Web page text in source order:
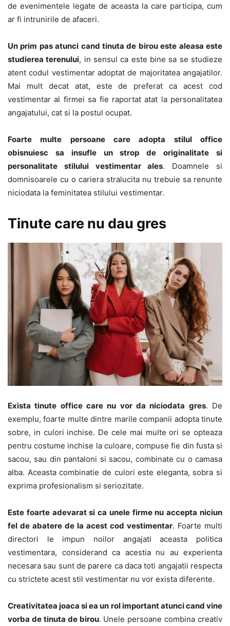
de evenimentele legate de aceasta la care participa, cum
ar fi intrunirile de afaceri.
Un prim pas atunci cand tinuta de birou este aleasa este
studierea terenului, in sensul ca este bine sa se studieze
atent codul vestimentar adoptat de majoritatea angajatilor.
Mai mult decat atat, este de preferat ca acest cod
vestimentar al firmei sa fie raportat atat la personalitatea
angajatului, cat si la postul ocupat.
Foarte multe persoane care adopta stilul office
obisnuiesc sa insufle un strop de originalitate si
personalitate stilului vestimentar ales. Doamnele si
domnisoarele cu o cariera stralucita nu trebuie sa renunte
niciodata la feminitatea stilului vestimentar.
Tinute care nu dau gres
Exista tinute office care nu vor da niciodata gres. De
exemplu, foarte multe dintre marile companii adopta tinute
sobre, in culori inchise. De cele mai multe ori se opteaza
pentru costume inchise la culoare, compuse fie din fusta si
sacou, sau din pantaloni si sacou, combinate cu o camasa
alba. Aceasta combinatie de culori este eleganta, sobra si
exprima profesionalism si seriozitate.
Este foarte adevarat si ca unele firme nu accepta niciun
fel de abatere de la acest cod vestimentar. Foarte multi
directori le impun noilor angajati aceasta politica
vestimentara, considerand ca acestia nu au experienta
necesara sau sunt de parere ca daca toti angajatii respecta
cu strictete acest stil vestimentar nu vor exista diferente.
Creativitatea joaca si ea un rol important atunci cand vine
vorba de tinuta de birou. Unele persoane combina creativ